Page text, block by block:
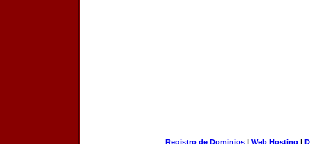
Registro de Dominios| Web Hosting |